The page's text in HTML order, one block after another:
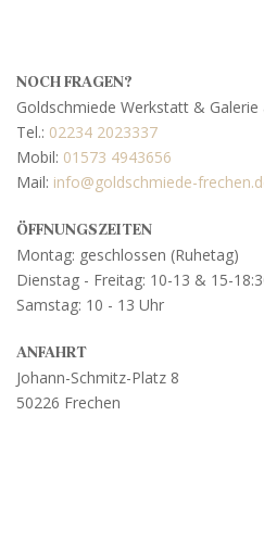
NOCH FRAGEN?
Goldschmiede Werkstatt & Galerie
Tel.: 02234 2023337
Mobil: 01573 4943656
Mail: info@goldschmiede-
ÖFFNUNGSZEITEN
Montag: geschlossen (Ruhetag)
Dienstag - Freitag: 10-13 & 15-
Samstag: 10 - 13 Uhr
ANFAHRT
Johann-Schmitz-Platz 8
50226 Frechen